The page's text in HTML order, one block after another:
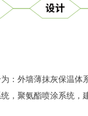
：外墙薄抹灰保温
，聚氨酯喷涂系统，